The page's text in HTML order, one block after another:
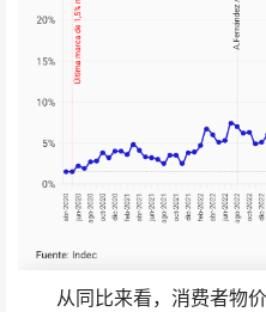
从同比来看，消费者物